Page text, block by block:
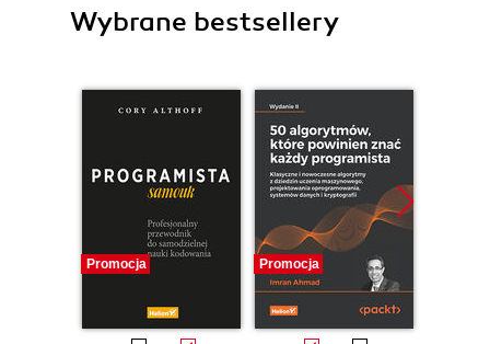
Wybrane bestsellery
Promocja Promocja